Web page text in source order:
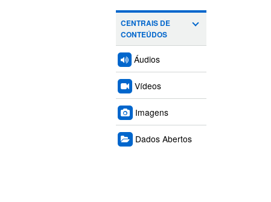
CENTRAIS DE
CONTEÚDOS
Áudios
Vídeos
Imagens
Dados Abertos